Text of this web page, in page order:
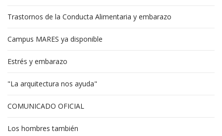
Trastornos de la Conducta Alimentaria y embarazo
Campus MARES ya disponible
Estrés y embarazo
"La arquitectura nos ayuda"
COMUNICADO OFICIAL
Los hombres también